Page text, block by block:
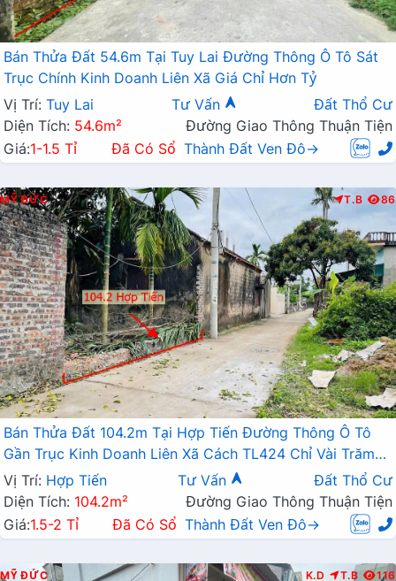
Bán Thửa Đất 54.6m Tại Tuy Lai Đường Thông Ô Tô Sát
Trục Chính Kinh Doanh Liên Xã Giá Chỉ Hơn Tỷ
Vị Trí: Tuy Lai Tư Vấn
Đất Thổ Cư
Diện Tích: 54.6m²
Đường Giao Thông Thuận Tiện
Giá:1-1.5 Tỉ Đã Có Sổ Thành Đất Ven Đô→
MỸ ĐỨC T.B 86
Bán Thửa Đất 104.2m Tại Hợp Tiến Đường Thông Ô Tô
Gần Trục Kinh Doanh Liên Xã Cách TL424 Chỉ Vài Trăm
Mét
Vị Trí: Hợp Tiến Tư Vấn
Đất Thổ Cư
Diện Tích: 104.2m²
Đường Giao Thông Thuận Tiện
Giá:1.5-2 Tỉ Đã Có Sổ Thành Đất Ven Đô→
MỸ ĐỨC K.D T.B 116